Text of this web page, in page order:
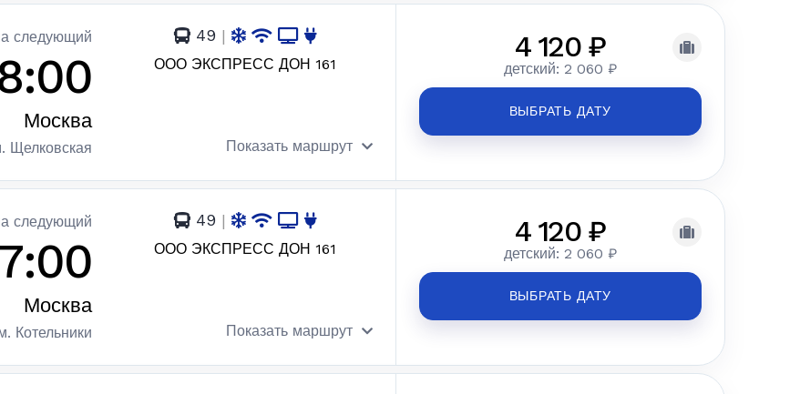
следующий
Москва
Щелковская
49 |
ООО ЭКСПРЕСС ДОН 161
Показать маршрут
4 120 ₽
детский: 2 060 ₽
ВЫБРАТЬ ДАТУ
следующий
Москва
Котельники
49 |
ООО ЭКСПРЕСС ДОН 161
Показать маршрут
4 120 ₽
детский: 2 060 ₽
ВЫБРАТЬ ДАТУ